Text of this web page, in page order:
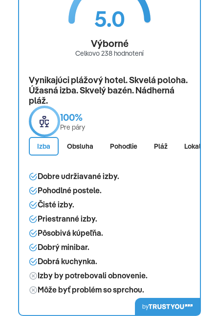
cestovné poistenie, fakultatívne aktivity a výlety,
osobné výdavky
Oficiálne hodnotenie
Poznámka
Moznosť doplatiť si asistenciu česky hovoriaceho
zástupcu CK pri prílete a počas pobytu na telefóne
(viac info v CK).
5.0
Výborné
Celkovo 238 hodnotení
Vynikajúci plážový hotel. Skvelá poloha.
Úžasná izba. Skvelý bazén. Nádherná
pláž.
100%
Pre páry
Izba Obsluha Pohodlie Pláž Lokalita
Dobre udržiavané izby.
Pohodlné postele.
Čisté izby.
Priestranné izby.
Pôsobivá kúpeľňa.
Dobrý minibar.
Dobrá kuchynka.
Izby by potrebovali obnovenie.
Môže byť problém so sprchou.
by